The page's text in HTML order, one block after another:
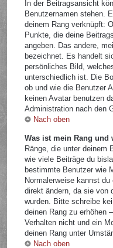
In der Beitragsansicht
Benutzernamen stehen.
deinem Rang verknüpft:
Punkte, die deine
angeben. Das andere,
bezeichnet. Es handelt
persönliches Bild,
unterschiedlich ist. Die
ob und wie die Benutzer
keinen Avatar benutzen
Administration nach den
Nach oben
Was ist mein Rang
Ränge, die unter deinem
wie viele Beiträge du
bestimmte Benutzer wie
Normalerweise kannst
direkt ändern, da sie von
wurden. Bitte schreibe
deinen Rang zu erhöhen
Verhalten nicht und ein
deinen Rang unter
Nach oben